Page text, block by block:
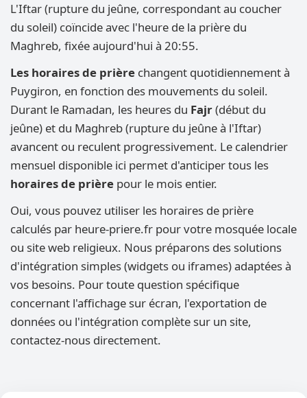
L'Iftar (rupture du jeûne, correspondant au coucher
du soleil) coïncide avec l'heure de la prière du
Maghreb, fixée aujourd'hui à 20:55.
Les horaires de prière changent quotidiennement à
Puygiron, en fonction des mouvements du soleil.
Durant le Ramadan, les heures du Fajr(début du
jeûne) et du Maghreb (rupture du jeûne à l'Iftar)
avancent ou reculent progressivement. Le calendrier
mensuel disponible ici permet d'anticiper tous les
horaires de prière pour le mois entier.
Oui, vous pouvez utiliser les horaires de prière
calculés par heure-priere.fr pour votre mosquée locale
ou site web religieux. Nous préparons des solutions
d'intégration simples (widgets ou iframes) adaptées à
vos besoins. Pour toute question spécifique
concernant l'affichage sur écran, l'exportation de
données ou l'intégration complète sur un site,
contactez-nous directement.